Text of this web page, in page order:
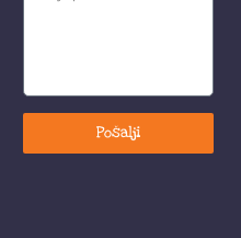
Pošalji